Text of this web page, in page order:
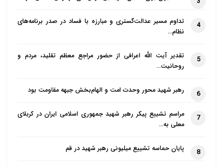
4
تداوم مسیر عدالت‌گستری و مبارزه با فساد در صدر برنامه‌های
نظام…
5
تقدیر آیت الله اعرافی از حضور مراجع معظم تقلید، مردم و
روحانیت…
6 رهبر شهید محور وحدت امت و الهام‌بخش جبهه مقاومت بود
7
مراسم تشییع پیکر رهبر شهید جمهوری اسلامی ایران در کربلای
معلی به…
8 پایان حماسه تشییع میلیونی رهبر شهید در قم